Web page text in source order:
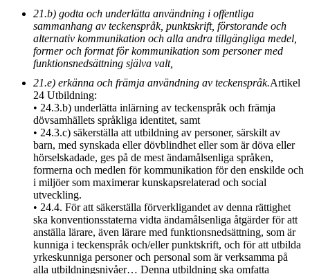
21.b) godta och underlätta användning i offentliga
sammanhang av teckenspråk, punktskrift, förstorande och
alternativ kommunikation och alla andra tillgängliga medel,
former och format för kommunikation som personer med
funktionsnedsättning själva valt,
21.e) erkänna och främja användning av teckenspråk.Artikel
24 Utbildning:
• 24.3.b) underlätta inlärning av teckenspråk och främja
dövsamhällets språkliga identitet, samt
• 24.3.c) säkerställa att utbildning av personer, särskilt av
barn, med synskada eller dövblindhet eller som är döva eller
hörselskadade, ges på de mest ändamålsenliga språken,
formerna och medlen för kommunikation för den enskilde och
i miljöer som maximerar kunskapsrelaterad och social
utveckling.
• 24.4. För att säkerställa förverkligandet av denna rättighet
ska konventionsstaterna vidta ändamålsenliga åtgärder för att
anställa lärare, även lärare med funktionsnedsättning, som är
kunniga i teckenspråk och/eller punktskrift, och för att utbilda
yrkeskunniga personer och personal som är verksamma på
alla utbildningsnivåer… Denna utbildning ska omfatta